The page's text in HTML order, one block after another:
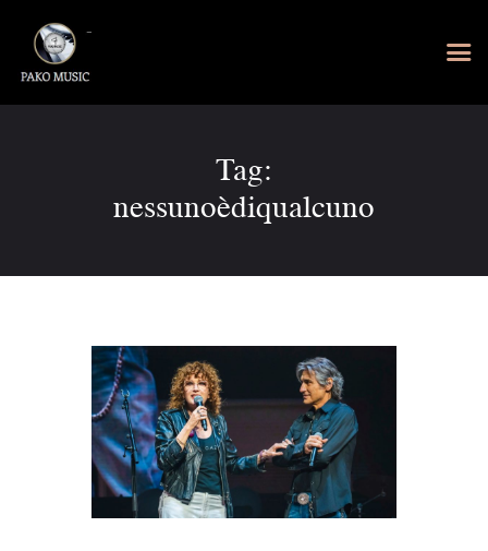
Tag:
nessunoèdiqualcuno